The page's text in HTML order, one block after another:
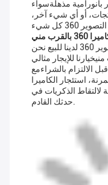
مذهلةسواء
أو أي شيء آخر،
مني
إذا لم تكوني مستعدة لشراء كشك التصوير 360 لدينا للبيع نحن
كاميرا 360 بالقرب منيخيارنا للإيجار مثالي
الالتزام بالشراءمع
استئجار الكاميرا
لالتقاط الذكريات في
حدثك القادم.